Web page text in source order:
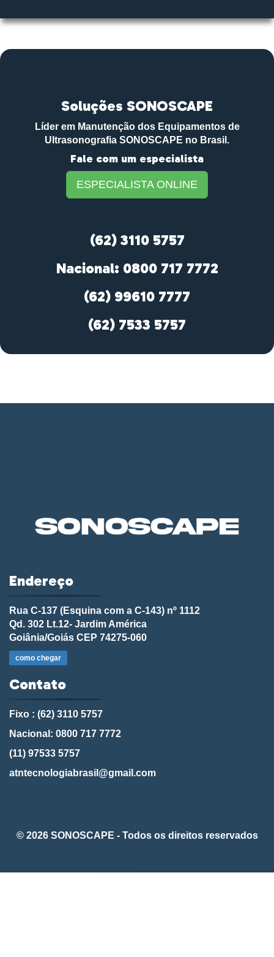
Soluções SONOSCAPE
Líder em Manutenção dos Equipamentos de
Ultrasonografia SONOSCAPE no Brasil.
Fale com um especialista
ESPECIALISTA ONLINE
(62) 3110 5757
Nacional: 0800 717 7772
(62) 99610 7777
(62) 7533 5757
Endereço
Rua C-137 (Esquina com a C-143) nº 1112
Qd. 302 Lt.12- Jardim América
Goiânia/Goiás CEP 74275-060
como chegar
Contato
Fixo : (62) 3110 5757
Nacional: 0800 717 7772
(11) 97533 5757
atntecnologiabrasil@gmail.com
© 2026 SONOSCAPE - Todos os direitos reservados